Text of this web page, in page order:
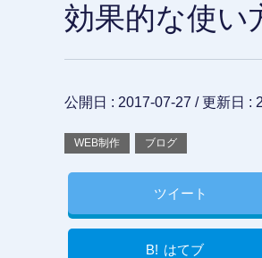
効果的な使い
公開日 : 2017-07-27 / 更新日 :
WEB制作 ブログ
ツイート
B! はてブ